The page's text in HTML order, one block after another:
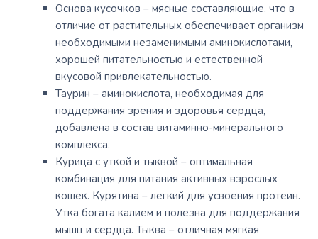
Основа кусочков – мясные составляющие, что в
отличие от растительных обеспечивает организм
необходимыми незаменимыми аминокислотами,
хорошей питательностью и естественной
вкусовой привлекательностью.
Таурин – аминокислота, необходимая для
поддержания зрения и здоровья сердца,
добавлена ​​в состав витаминно-минерального
комплекса.
Курица с уткой и тыквой – оптимальная
комбинация для питания активных взрослых
кошек. Курятина – легкий для усвоения протеин.
Утка богата калием и полезна для поддержания
мышц и сердца. Тыква – отличная мягкая